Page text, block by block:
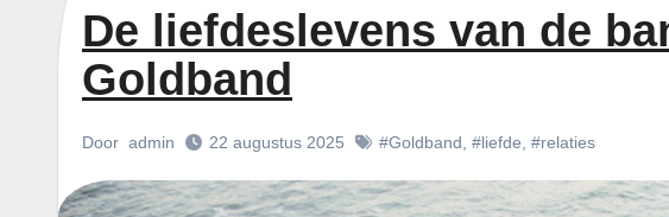
De liefdeslevens van de
Goldband
Door admin 22 augustus 2025 #Goldband #liefde #relaties